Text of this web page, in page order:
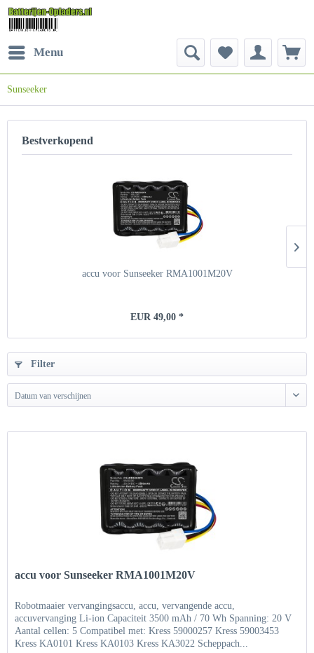
Menu
Sunseeker
Bestverkopend
accu voor Sunseeker RMA1001M20V
EUR 49,00 *
Filter
Datum van verschijnen
accu voor Sunseeker RMA1001M20V
Robotmaaier vervangingsaccu, accu, vervangende accu,
accuvervanging Li-ion Capaciteit 3500 mAh / 70 Wh Spanning: 20 V
Aantal cellen: 5 Compatibel met: Kress 59000257 Kress 59003453
Kress KA0101 Kress KA0103 Kress KA3022 Scheppach...